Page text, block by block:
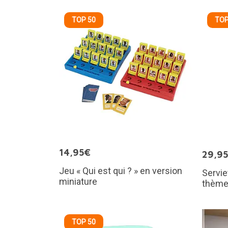
TOP 50
14,95€
Jeu « Qui est qui ? » en version
miniature
TOP 50